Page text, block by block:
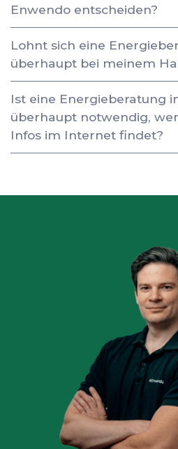
Enwendo entscheiden?
Lohnt sich eine
überhaupt bei meinem
Ist eine Energieberatung
überhaupt notwendig,
Infos im Internet findet?